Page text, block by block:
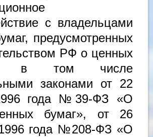
с владельцами
предусмотренных
РФ о ценных
в том числе
законами от 22
года №39-ФЗ «О
бумаг», от 26
года №208-ФЗ «О